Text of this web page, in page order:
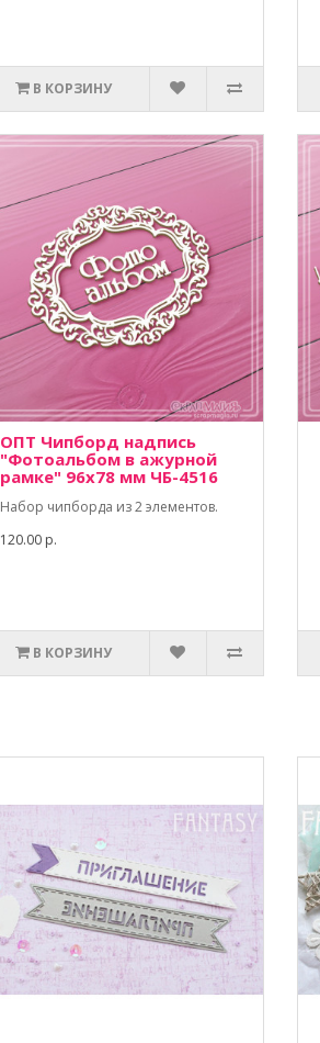
В КОРЗИНУ
ОПТ Чипборд надпись
"Фотоальбом в ажурной
рамке" 96х78 мм ЧБ-4516
Набор чипборда из 2 элементов.
120.00 р.
В КОРЗИНУ